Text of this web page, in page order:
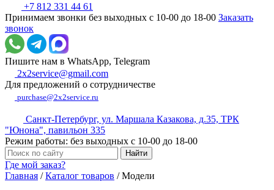
+7 812 331 44 61
Принимаем звонки без выходных с 10-00 до 18-00 Заказать
звонок
Пишите нам в WhatsApp, Telegram
2x2service@gmail.com
Для предложений о сотрудничестве
purchase@2x2service.ru
Санкт-Петербург, ул. Маршала Казакова, д.35, ТРК
"Юнона", павильон 335
Режим работы: без выходных с 10-00 до 18-00
Где мой заказ?
Главная /Каталог товаров /Модели